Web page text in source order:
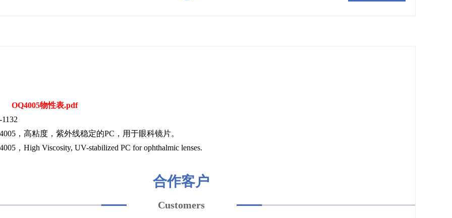
OQ4005物性表.pdf
，高粘度，紫外线稳定的PC，用于眼科镜片。
，High Viscosity, UV-stabilized PC for ophthalmic lenses.
合作客户
Customers